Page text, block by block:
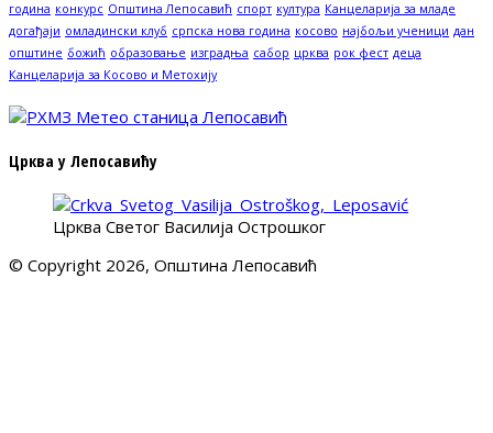
година конкурс Општина Лепосавић спорт култура Канцеларија за младе
догађаји омладински клуб српска нова година косово најбољи ученици дан
општине божић образовање изградња сабор црква рок фест деца
Канцеларија за Косово и Метохију
Црква у Лепосавићу
Црква Светог Василија Острошког
© Copyright 2026, Општина Лепосавић